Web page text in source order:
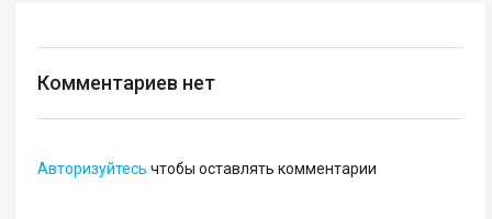
Комментариев нет
Авторизуйтесь чтобы оставлять комментарии